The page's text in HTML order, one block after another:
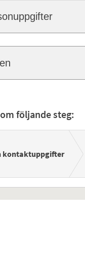
följande steg:
kontaktuppgifter